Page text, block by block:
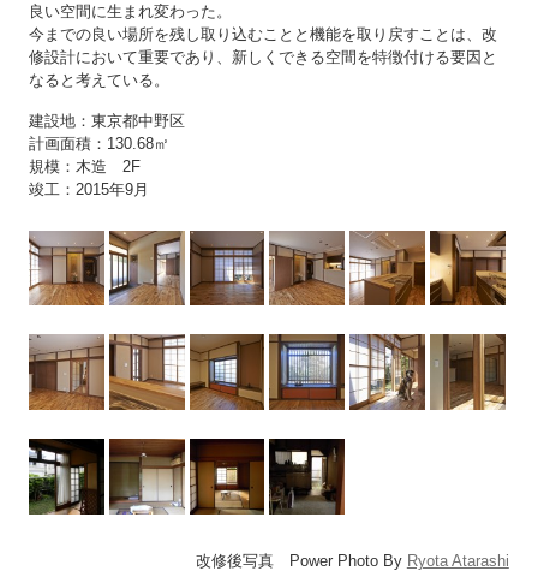
良い空間に生まれ変わった。
今までの良い場所を残し取り込むことと機能を取り戻すことは、改
修設計において重要であり、新しくできる空間を特徴付ける要因と
なると考えている。
建設地：東京都中野区
計画面積：130.68㎡
規模：木造 2F
竣工：2015年9月
改修後写真 Power Photo By Ryota Atarashi